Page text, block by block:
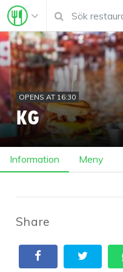
OPENS AT 16:30
KG
Information Meny
Share